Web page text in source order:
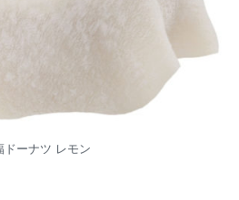
ドーナツ レモン